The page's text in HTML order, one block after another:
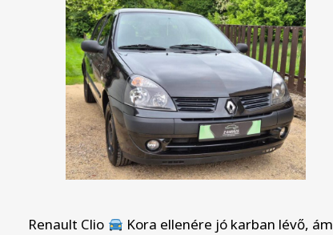
Renault Clio
Kora ellenére jó karban lévő, ám